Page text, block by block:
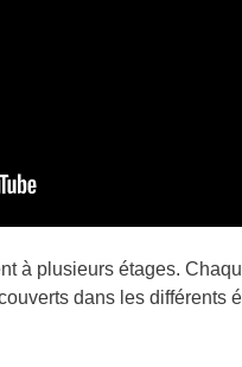
à plusieurs étages.
dans les différents